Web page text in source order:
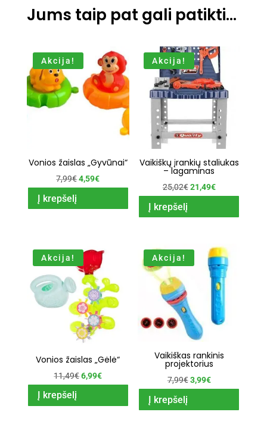
Jums taip pat gali patikti…
Akcija!
Vonios žaislas „Gyvūnai“
7,99€Original
was:
4,59€Current
is:
Į krepšelį
Akcija!
Vaikiškų įrankių staliukas
– lagaminas
25,02€ Original
was:
21,49€Current
is:
Į krepšelį
Akcija!
Vonios žaislas „Gėlė“
11,49€Original
was:
6,99€Current
is:
Į krepšelį
Akcija!
Vaikiškas rankinis
projektorius
7,99€ Original
was:
3,99€Current
is:
Į krepšelį